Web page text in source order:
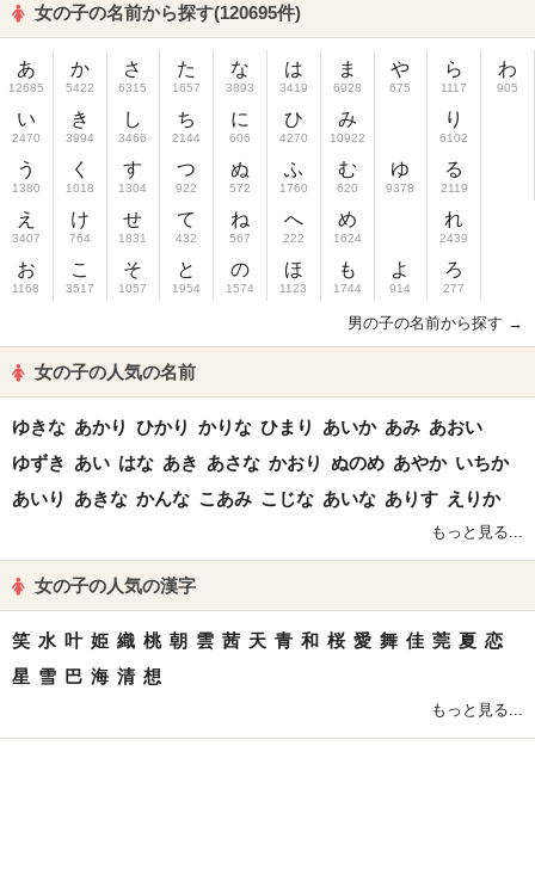
女の子の名前から探す(120695件)
あ
12685
い
2470
う
1380
え
3407
お
1168
か
5422
き
3994
く
1018
け
764
こ
3517
さ
6315
し
3466
す
1304
せ
1831
そ
1057
た
1657
ち
2144
つ
922
て
432
と
1954
な
3893
に
606
ぬ
572
ね
567
の
1574
は
3419
ひ
4270
ふ
1760
へ
222
ほ
1123
ま
6928
み
10922
む
620
め
1624
も
1744
や
675
ゆ
9378
よ
914
ら
1117
り
6102
る
2119
れ
2439
ろ
277
わ
905
男の子の名前から探す →
女の子の人気の名前
ゆきな あかり ひかり かりな ひまり あいか あみ あおい
ゆずき あい はな あき あさな かおり ぬのめ あやか いちか
あいり
あきな かんな こあみ こじな あいな ありす えりか
もっと見る...
女の子の人気の漢字
笑 水 叶 姫 織 桃 朝 雲 茜 天 青 和 桜 愛 舞 佳 莞 夏 恋
星 雪 巴 海 清 想
もっと見る...